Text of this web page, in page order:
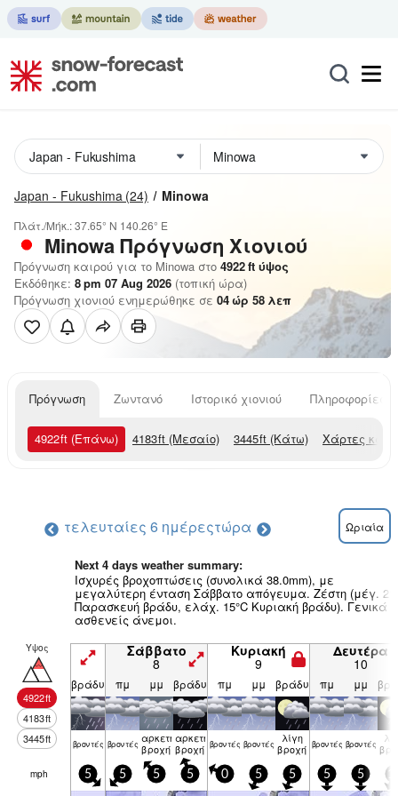
Japan - Fukushima (24) Minowa
Πλάτ./Μήκ.:37.65° N 140.26° E
MinowaΠρόγνωση Χιονιού
Πρόγνωση καιρού για το Minowa στο 4922ft ύψος
Εκδόθηκε: 8 pm 07 Aug 2026 (τοπική ώρα)
Πρόγνωση χιονιού ενημερώθηκε σε 04ώρ 58 λεπ
Πρόγνωση Ζωντανό Ιστορικό χιονιού Πληροφορίες
4922ft (Επάνω) 4183ft (Μεσαίο) 3445ft (Κάτω) Χάρτες
τελευταίες 6 ημέρεςτώρα Ωριαία
Next 4 days weather summary:
Ισχυρές βροχοπτώσεις (συνολικά 38.0mm), με
μεγαλύτερη ένταση Σάββατο απόγευμα. Ζέστη (μέγ.
Παρασκευή βράδυ, ελάχ. 15°C Κυριακή βράδυ). Γενικά
ασθενείς άνεμοι.
Υψος
4922ft
4183ft
3445ft
Σάββατο
8
Κυριακή
9
Δευτέρα
10
βράδυ πμ μμ βράδυ πμ μμ βράδυ πμ μμ
βρον­τές βρον­τές αρκετή
βροχή
αρκετή
βροχή βρον­τές βρον­τές λίγη
βροχή βρον­τές βρον­τές
mph 5 5 5 5 0 5 5 5 5